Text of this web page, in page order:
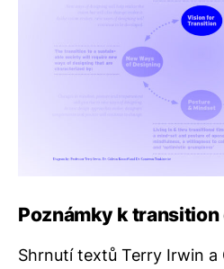
Poznámky k
Shrnutí textů Terry Irwin a